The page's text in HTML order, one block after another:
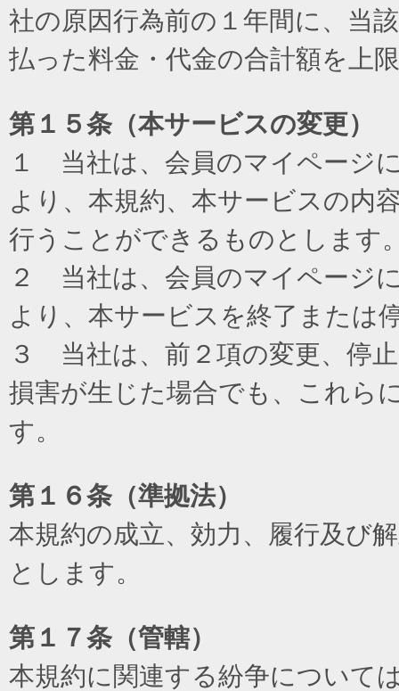
社の原因行為前の１年間に、当
払った料金・代金の合計額を上
第１５条（本サービスの変更）
１ 当社は、会員のマイページ
より、本規約、本サービスの内
行うことができるものとします
２ 当社は、会員のマイページ
より、本サービスを終了または
３ 当社は、前２項の変更、停
損害が生じた場合でも、これら
す。
第１６条（準拠法）
本規約の成立、効力、履行及び
とします。
第１７条（管轄）
本規約に関連する紛争について